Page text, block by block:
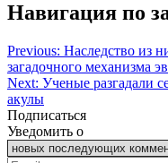
Навигация по
Previous: Наследство из
загадочного механизма
Next: Ученые разгадали
акулы
Подписаться
Уведомить о